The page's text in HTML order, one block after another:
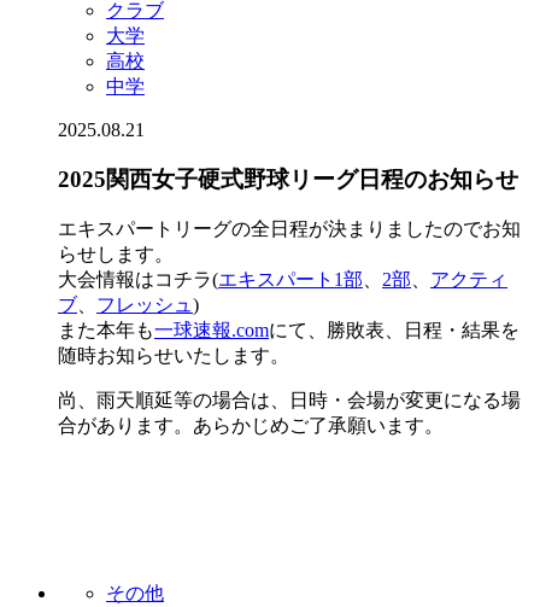
クラブ
大学
高校
中学
2025.08.21
2025関西女子硬式野球リーグ日程のお知らせ
エキスパートリーグの全日程が決まりましたのでお知
らせします。
大会情報はコチラ(エキスパート1部、 2部、 アクティ
ブ、 フレッシュ)
また本年も一球速報.comにて、勝敗表、日程・結果を
随時お知らせいたします。
尚、雨天順延等の場合は、日時・会場が変更になる場
合があります。あらかじめご了承願います。
その他